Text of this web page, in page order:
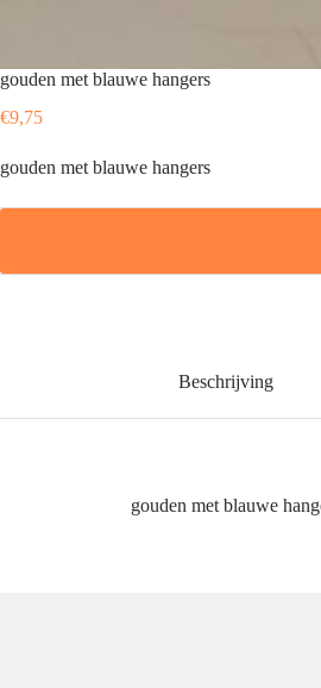
gouden met blauwe hangers
€9,75
gouden met blauwe hangers
Beschrijving
gouden met blauwe